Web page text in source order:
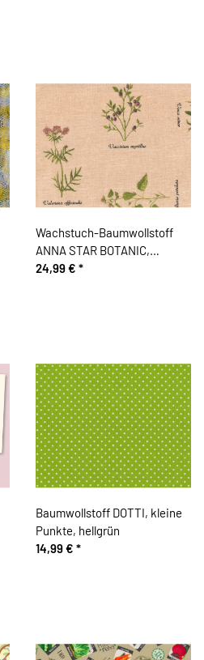
Wachstuch-Baumwollstoff
ANNA STAR BOTANIC,
Kräuter, beige
24,99 € *
Baumwollstoff DOTTI, kleine
Punkte, hellgrün
14,99 € *